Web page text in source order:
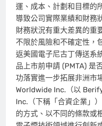
運、成本、計劃和目標的
導致公司實際業績和財務
財務狀況有重大差異的重
不限於風險和不確定性，
返美國電子尼古丁傳送系
品上市前申請 (PMTA) 是
功落實進一步拓展非洲市
Worldwide Inc.（以
Inc.（下稱「合資企業」
的方式、以不同的條款或